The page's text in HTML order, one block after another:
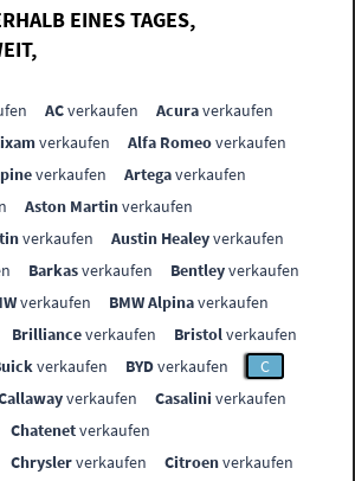
EINES TAGES,
ACverkaufen Acuraverkaufen
verkaufen Alfa Romeoverkaufen
verkaufen Artegaverkaufen
Aston Martinverkaufen
verkaufen Austin Healeyverkaufen
Barkasverkaufen Bentleyverkaufen
verkaufen BMW Alpinaverkaufen
Brillianceverkaufen Bristolverkaufen
verkaufen BYDverkaufen
C
verkaufen Casalini verkaufen
Chatenetverkaufen
Chryslerverkaufen Citroenverkaufen